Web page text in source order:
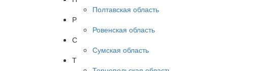
Полтавская область
Р
Ровенская область
С
Сумская область
Т